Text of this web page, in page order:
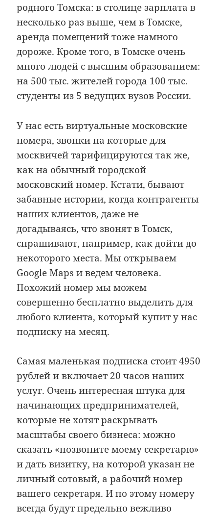
родного Томска: в столице зарплата в
несколько раз выше, чем в Томске,
аренда помещений тоже намного
дороже. Кроме того, в Томске очень
много людей с высшим образованием:
на 500 тыс. жителей города 100 тыс.
студенты из 5 ведущих вузов России.
У нас есть виртуальные московские
номера, звонки на которые для
москвичей тарифицируются так же,
как на обычный городской
московский номер. Кстати, бывают
забавные истории, когда контрагенты
наших клиентов, даже не
догадываясь, что звонят в Томск,
спрашивают, например, как дойти до
некоторого места. Мы открываем
Google Maps и ведем человека.
Похожий номер мы можем
совершенно бесплатно выделить для
любого клиента, который купит у нас
подписку на месяц.
Самая маленькая подписка стоит 4950
рублей и включает 20 часов наших
услуг. Очень интересная штука для
начинающих предпринимателей,
которые не хотят раскрывать
масштабы своего бизнеса: можно
сказать «позвоните моему секретарю»
и дать визитку, на которой указан не
личный сотовый, а рабочий номер
вашего секретаря. И по этому номеру
всегда будут предельно вежливо